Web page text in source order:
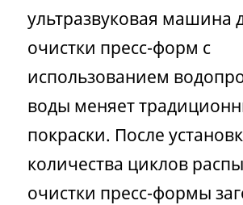
ультразвуковая машина
очистки пресс-форм с
использованием
воды меняет
покраски. После
количества циклов
очистки пресс-формы